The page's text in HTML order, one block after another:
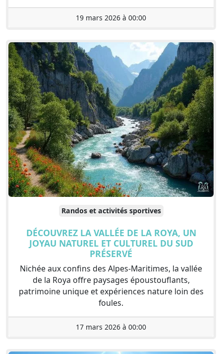
19 mars 2026 à 00:00
Randos et activités sportives
DÉCOUVREZ LA VALLÉE DE LA ROYA, UN
JOYAU NATUREL ET CULTUREL DU SUD
PRÉSERVÉ
Nichée aux confins des Alpes-Maritimes, la vallée
de la Roya offre paysages époustouflants,
patrimoine unique et expériences nature loin des
foules.
17 mars 2026 à 00:00